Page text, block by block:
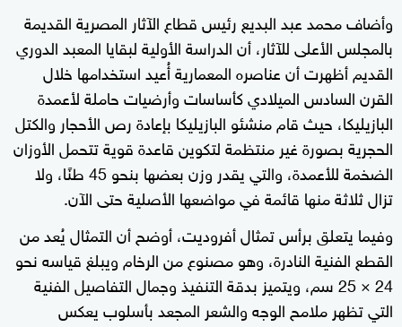
وأضاف محمد عبد البديع رئيس قطاع الآثار المصرية القديمة
بالمجلس الأعلى للآثار، أن الدراسة الأولية لبقايا المعبد الدوري
القديم أظهرت أن عناصره المعمارية أُعيد استخدامها خلال
القرن السادس الميلادي كأساسات وأرضيات حاملة لأعمدة
البازيليكا، حيث قام منشئو البازيليكا بإعادة رص الأحجار والكتل
الحجرية بصورة غير منتظمة لتكوين قاعدة قوية تتحمل الأوزان
الضخمة للأعمدة، والتي يقدر وزن بعضها بنحو 45 طنًا، ولا
تزال ثلاثة منها قائمة في مواضعها الأصلية حتى الآن.
وفيما يتعلق برأس تمثال أفروديت، أوضح أن التمثال يُعد من
القطع الفنية النادرة، وهو مصنوع من الرخام ويبلغ قياسه نحو
24 × 25 سم، ويتميز بدقة التنفيذ وجمال التفاصيل الفنية
التي تظهر ملامح الوجه والشعر المجعد بأسلوب يعكس